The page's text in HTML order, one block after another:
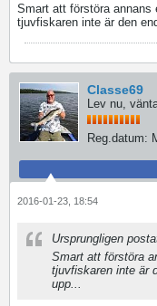
Smart att förstöra
tjuvfiskaren inte är den
Classe69
Lev nu,
Reg.datum:
2016-01-23, 18:54
Ursprungligen
Smart att förstöra
tjuvfiskaren inte är
upp...